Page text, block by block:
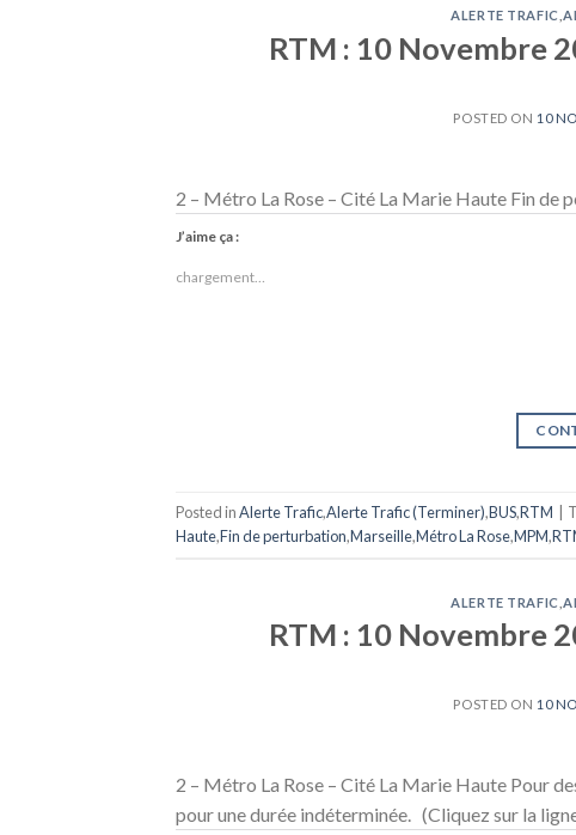
ALERTE TRAFIC ,
RTM : 10 Novembre
POSTED ON 10
2 – Métro La Rose – Cité La Marie Haute Fin de
J’aime ça :
chargement…
Posted inAlerte Trafic,Alerte Trafic (Terminer),BUS,RTM
Haute,Fin de perturbation,Marseille,Métro La Rose,MPM,
ALERTE TRAFIC ,
RTM : 10 Novembre
POSTED ON 10
2 – Métro La Rose – Cité La Marie Haute Pour
pour une durée indéterminée. (Cliquez sur la